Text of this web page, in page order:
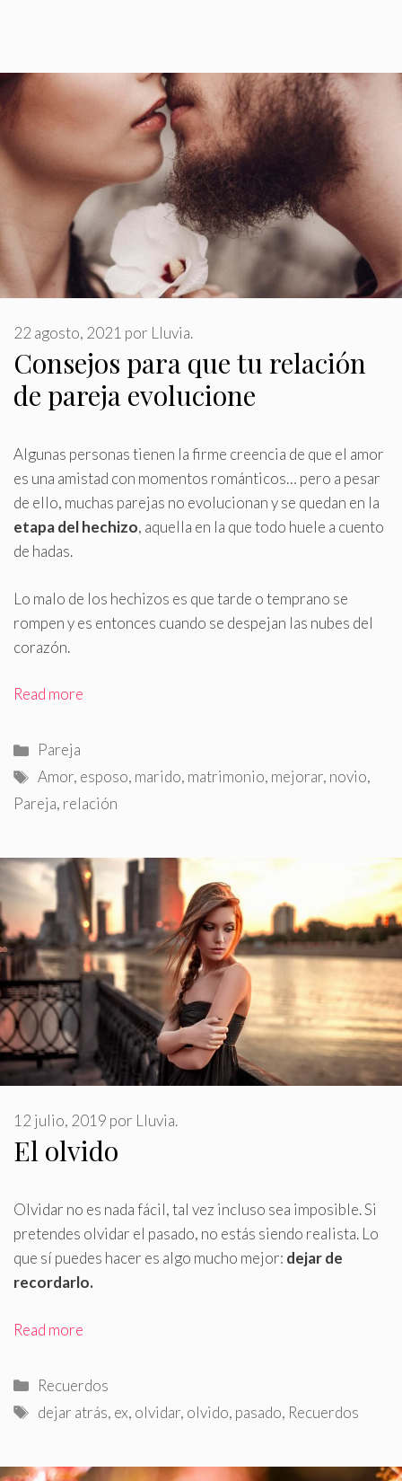
Consejos para que tu relación
de pareja evolucione
22 agosto, 2021 por Lluvia.
Algunas personas tienen la firme creencia de que el amor
es una amistad con momentos románticos… pero a pesar
de ello, muchas parejas no evolucionan y se quedan en la
etapa del hechizo, aquella en la que todo huele a cuento
de hadas.
Lo malo de los hechizos es que tarde o temprano se
rompen y es entonces cuando se despejan las nubes del
corazón.
Read more
Categorías
Pareja
Etiquetas
Amor, esposo, marido, matrimonio, mejorar, novio,
Pareja, relación
El olvido
12 julio, 2019 por Lluvia.
Olvidar no es nada fácil, tal vez incluso sea imposible.Si
pretendes olvidar el pasado, no estás siendo realista. Lo
que sí puedes hacer es algo mucho mejor: dejar de
recordarlo.
Read more
Categorías
Recuerdos
Etiquetas
dejar atrás, ex, olvidar, olvido, pasado, Recuerdos